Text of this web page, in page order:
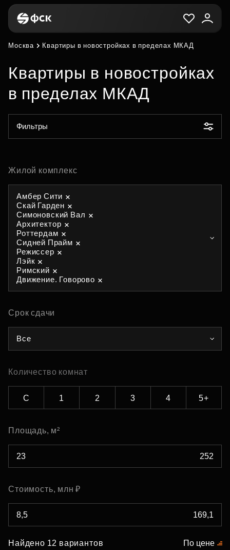
Москва Квартиры в новостройках в пределах МКАД
Квартиры в новостройках
в пределах МКАД
Фильтры
Жилой комплекс
Амбер Сити
Скай Гарден
Симоновский Вал
Архитектор
Роттердам
Сидней Прайм
Режиссер
Лэйк
Римский
Движение. Говорово
Срок сдачи
Все
Количество комнат
С 1 2 3 4 5+
Площадь, м²
Стоимость, млн ₽
Найдено 12 вариантов По цене